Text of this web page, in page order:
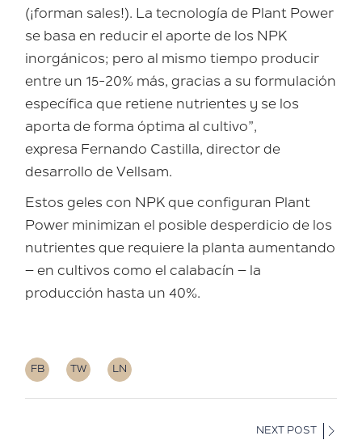
(¡forman sales!). La tecnología de Plant Power
se basa en reducir el aporte de los NPK
inorgánicos; pero al mismo tiempo producir
entre un 15-20% más, gracias a su formulación
específica que retiene nutrientes y se los
aporta de forma óptima al cultivo”,
expresa Fernando Castilla, director de
desarrollo de Vellsam.
Estos geles con NPK que configuran Plant
Power minimizan el posible desperdicio de los
nutrientes que requiere la planta aumentando
– en cultivos como el calabacín – la
producción hasta un 40%.
FB TW LN
NEXT POST